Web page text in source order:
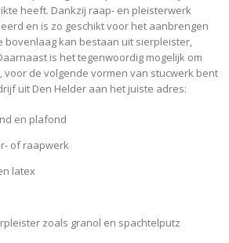
heeft. Dankzij raap- en pleisterwerk
en is zo geschikt voor het aanbrengen
bovenlaag kan bestaan uit sierpleister,
is het tegenwoordig mogelijk om
voor de volgende vormen van stucwerk bent
uit Den Helder aan het juiste adres:
en plafond
of raapwerk
latex
zoals granol en spachtelputz